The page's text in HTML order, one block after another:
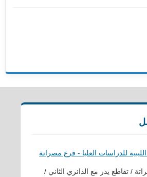
الليبية للدراسات العليا - فرع مصراتة
/ تقاطع يدر مع الدائري الثاني /